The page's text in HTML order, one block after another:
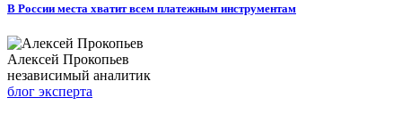
В России места хватит всем платежным инструментам
Алексей Прокопьев
независимый аналитик
блог эксперта